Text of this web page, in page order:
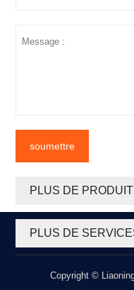
soumettre
PLUS DE
PLUS DE
Copyright ©